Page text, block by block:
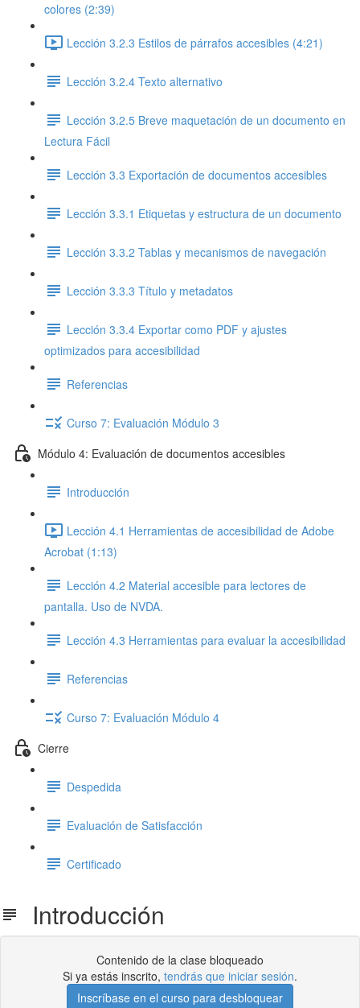
colores (2:39)
Lección 3.2.3 Estilos de párrafos accesibles (4:21)
Lección 3.2.4 Texto alternativo
Lección 3.2.5 Breve maquetación de un documento en
Lectura Fácil
Lección 3.3 Exportación de documentos accesibles
Lección 3.3.1 Etiquetas y estructura de un documento
Lección 3.3.2 Tablas y mecanismos de navegación
Lección 3.3.3 Título y metadatos
Lección 3.3.4 Exportar como PDF y ajustes
optimizados para accesibilidad
Referencias
Curso 7: Evaluación Módulo 3
Módulo 4: Evaluación de documentos accesibles
Introducción
Lección 4.1 Herramientas de accesibilidad de Adobe
Acrobat (1:13)
Lección 4.2 Material accesible para lectores de
pantalla. Uso de NVDA.
Lección 4.3 Herramientas para evaluar la accesibilidad
Referencias
Curso 7: Evaluación Módulo 4
Cierre
Despedida
Evaluación de Satisfacción
Certificado
Introducción
Contenido de la clase bloqueado
Si ya estás inscrito, tendrás que iniciar sesión.
Inscríbase en el curso para desbloquear